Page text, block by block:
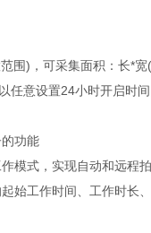
)，可采集面积：长*宽
意设置24小时开启时
功能
式，实现自动和远程
工作时间、工作时长